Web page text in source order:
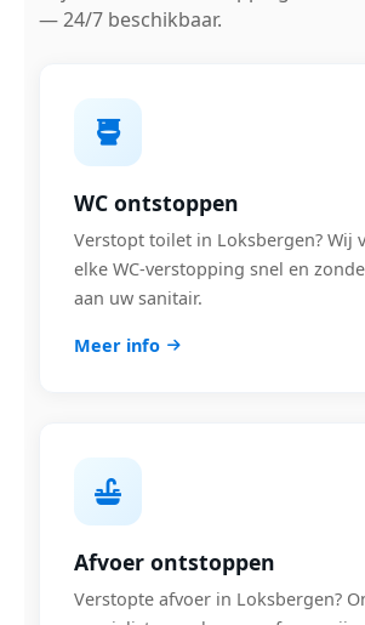
— 24/7 beschikbaar.
WC ontstoppen
Verstopt toilet in Loksbergen? Wij
elke WC-verstopping snel en
aan uw sanitair.
Meer info
Afvoer ontstoppen
Verstopte afvoer in Loksbergen?